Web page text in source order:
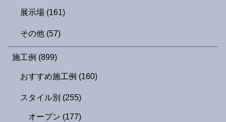
展示場 (161)
その他 (57)
施工例 (899)
おすすめ施工例 (160)
スタイル別 (255)
オープン (177)